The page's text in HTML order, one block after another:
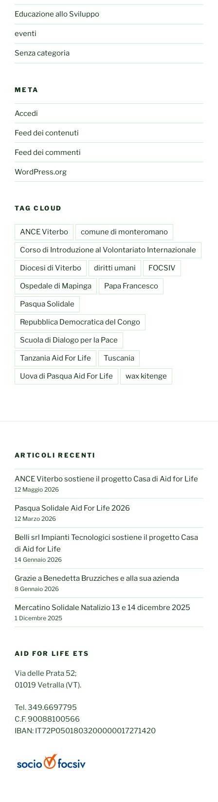
Educazione allo Sviluppo
eventi
Senza categoria
META
Accedi
Feed dei contenuti
Feed dei commenti
WordPress.org
TAG CLOUD
ANCE Viterbo comune di monteromano
Corso di Introduzione al Volontariato Internazionale
Diocesi di Viterbo diritti umani FOCSIV
Ospedale di Mapinga Papa Francesco
Pasqua Solidale
Repubblica Democratica del Congo
Scuola di Dialogo per la Pace
Tanzania Aid For Life Tuscania
Uova di Pasqua Aid For Life wax kitenge
ARTICOLI RECENTI
ANCE Viterbo sostiene il progetto Casa di Aid for Life
12 Maggio 2026
Pasqua Solidale Aid For Life 2026
12 Marzo 2026
Belli srl Impianti Tecnologici sostiene il progetto Casa
di Aid for Life
14 Gennaio 2026
Grazie a Benedetta Bruzziches e alla sua azienda
8 Gennaio 2026
Mercatino Solidale Natalizio 13 e 14 dicembre 2025
1 Dicembre 2025
AID FOR LIFE ETS
Via delle Prata 52;
01019 Vetralla (VT).
Tel. 349.6697795
C.F. 90088100566
IBAN: IT72P0501803200000017271420